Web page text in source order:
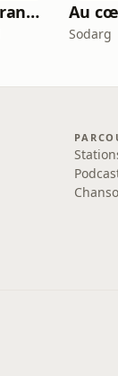
Decrypte l'Assurance : Le Podcast qui rend l'assurance (Presque) sexy
Sodarg